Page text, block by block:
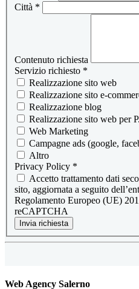
Città *
Contenuto richiesta
Servizio richiesto *
Realizzazione sito web
Realizzazione sito e-
Realizzazione blog
Realizzazione sito web per
Web Marketing
Campagne ads (google,
Altro
Privacy Policy *
Accetto trattamento dati
sito, aggiornata a seguito
Regolamento Europeo (UE)
reCAPTCHA
Invia richiesta
Web Agency Salerno